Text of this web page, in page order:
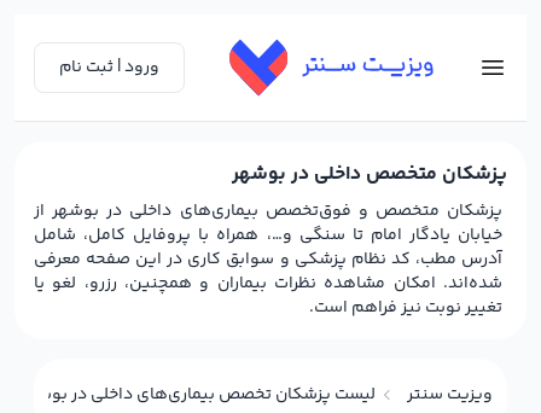
ورود | ثبت نام
پزشکان متخصص داخلی در بوشهر
پزشکان متخصص و فوق‌تخصص بیماری‌های داخلی در بوشهر از
خیابان یادگار امام تا سنگی و…، همراه با پروفایل کامل، شامل
آدرس مطب، کد نظام پزشکی و سوابق کاری در این صفحه معرفی
شده‌اند. امکان مشاهده نظرات بیماران و همچنین، رزرو، لغو یا
تغییر نوبت نیز فراهم است.
ویزیت سنتر لیست پزشکان تخصص بیماری‌های داخلی در بوشهر